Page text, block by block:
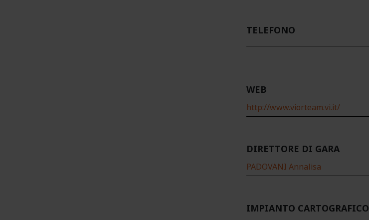
TELEFONO
WEB
http://www.viorteam.vi.it/
DIRETTORE DI GARA
PADOVANI Annalisa
IMPIANTO CARTOGRAFICO